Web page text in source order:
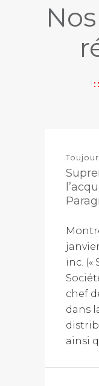
inc. («
chef
dans
ainsi q...